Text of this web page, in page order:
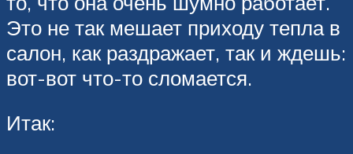
Это не так мешает приходу тепла в
салон, как раздражает, так и ждешь:
вот-вот что-то сломается.
Итак: